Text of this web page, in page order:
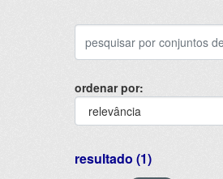
ordenar por
resultado (1)